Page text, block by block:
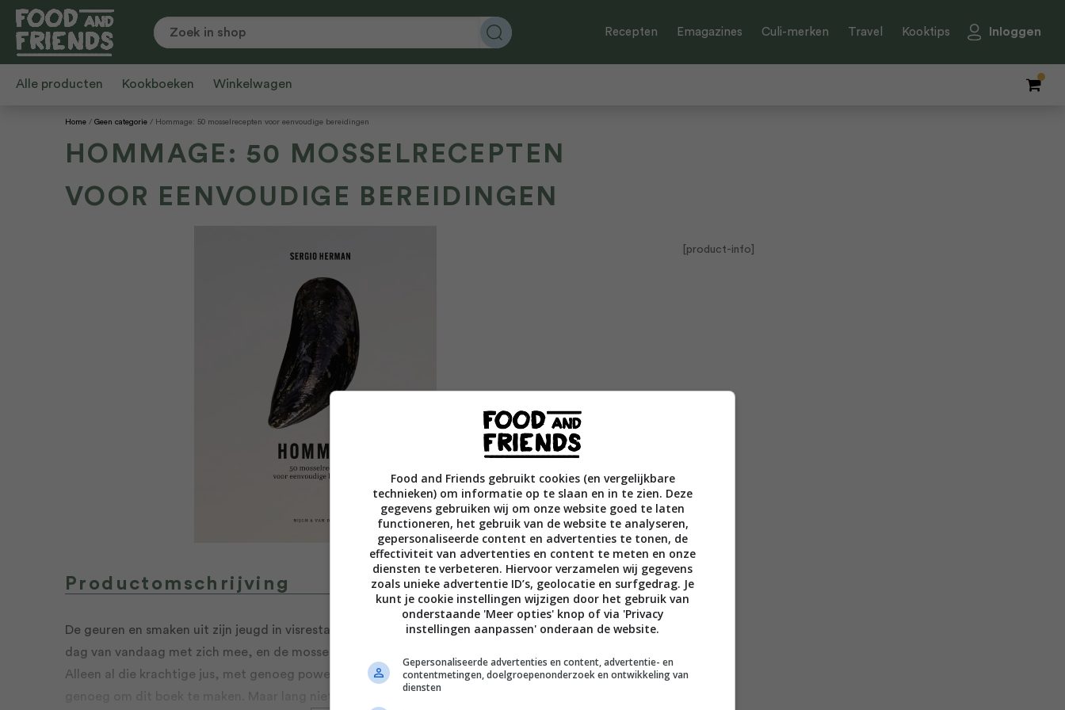
Recepten Emagazines Culi-merken Travel Kooktips Inloggen
Alle producten Kookboeken Winkelwagen
Home Geen categorie Hommage: 50 mosselrecepten voor eenvoudige bereidingen
HOMMAGE: 50 MOSSELRECEPTEN
VOOR EENVOUDIGE BEREIDINGEN
Productomschrijving
De geuren en smaken uit zijn jeugd in visrestaurant Oud Sluis draagt Sergio Herman tot op de
dag van vandaag met zich mee, en de mossel is daarbij het diepst verankerd in zijn herinnering.
Alleen al die krachtige jus, met genoeg power om de allerbeste sauzen te creëren, was reden
[product-info]
Food and Friends gebruikt cookies (en vergelijkbare
technieken) om informatie op te slaan en in te zien. Deze
gegevens gebruiken wij om onze website goed te laten
functioneren, het gebruik van de website te analyseren,
gepersonaliseerde content en advertenties te tonen, de
effectiviteit van advertenties en content te meten en onze
diensten te verbeteren. Hiervoor verzamelen wij gegevens
zoals unieke advertentie ID’s, geolocatie en surfgedrag. Je
kunt je cookie instellingen wijzigen door het gebruik van
onderstaande 'Meer opties' knop of via 'Privacy
instellingen aanpassen' onderaan de website.
Gepersonaliseerde advertenties en content, advertentie- en
contentmetingen, doelgroepenonderzoek en ontwikkeling van
diensten